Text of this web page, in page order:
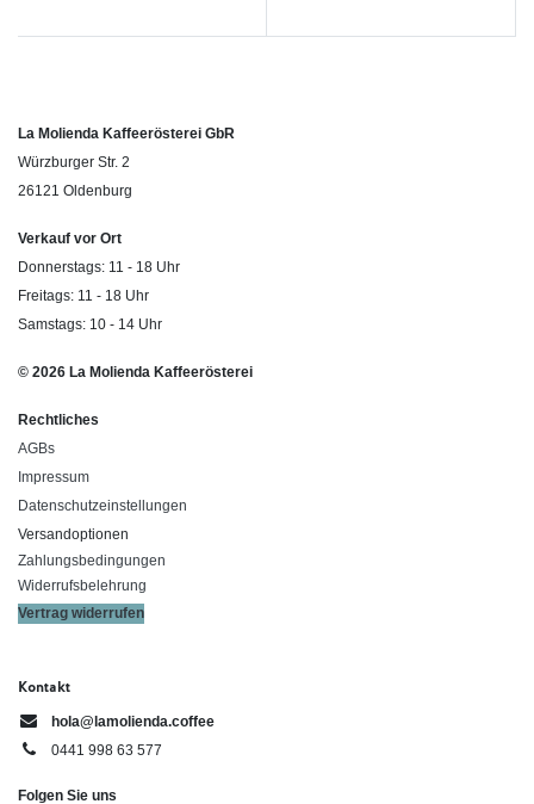
La Molienda Kaffeerösterei GbR
Würzburger Str. 2
26121 Oldenburg
Verkauf vor Ort
Donnerstags: 11 - 18 Uhr
Freitags: 11 - 18 Uhr
Samstags: 10 - 14 Uhr
© 2026 La Molienda Kaffeerösterei
Rechtliches
AGBs
Impressum
Datenschutzeinstellungen
Versandoptionen
Zahlungsbedingungen
Widerrufsbelehrung
Vertrag widerrufen
Kontakt
hola@lamolienda.coffee
0441 998 63 577
Folgen Sie uns